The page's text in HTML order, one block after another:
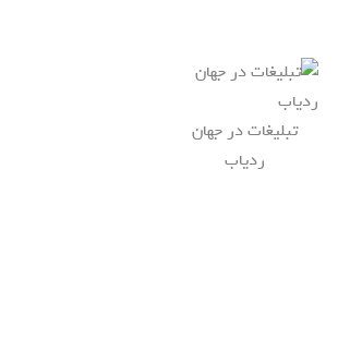
تبلیغات در جهان
ردیاب